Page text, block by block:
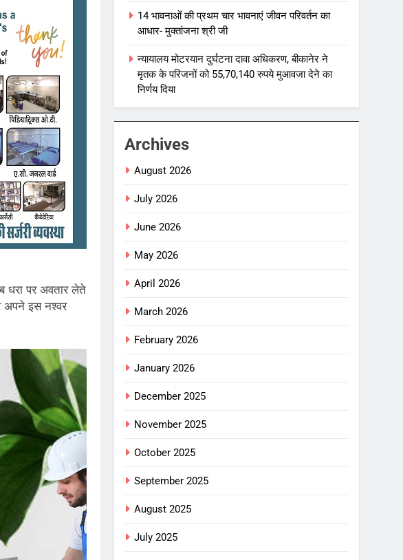
धरा पर अवतार लेते
अपने इस नश्वर
14 भावनाओं की प्रथम चार भावनाएं जीवन परिवर्तन का
आधार- मुक्तांजना श्री जी
न्यायालय मोटरयान दुर्घटना दावा अधिकरण, बीकानेर ने
मृतक के परिजनों को 55,70,140 रुपये मुआवजा देने का
निर्णय दिया
Archives
August 2026
July 2026
June 2026
May 2026
April 2026
March 2026
February 2026
January 2026
December 2025
November 2025
October 2025
September 2025
August 2025
July 2025